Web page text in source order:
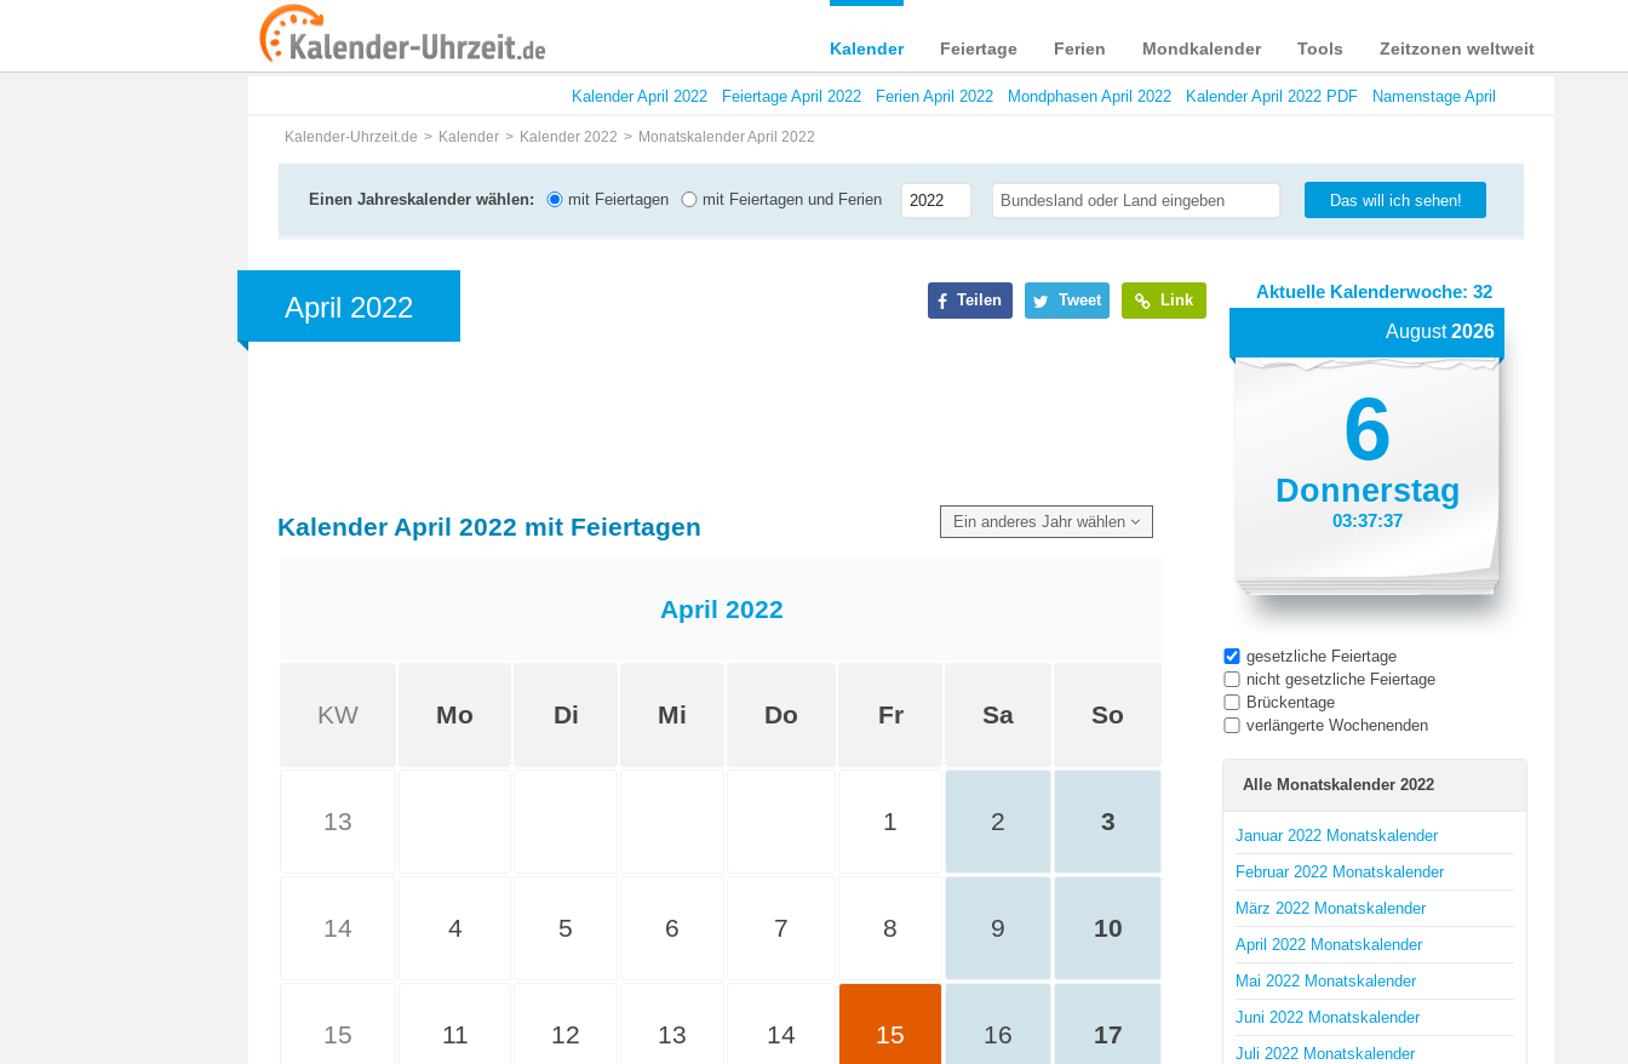
Kalender Feiertage Ferien Mondkalender Tools Zeitzonen weltweit
Kalender April 2022 Feiertage April 2022 Ferien April 2022 Mondphasen April 2022 Kalender April 2022 PDF Namenstage April
Kalender-Uhrzeit.de Kalender Kalender 2022 Monatskalender April 2022
Einen Jahreskalender wählen: mit Feiertagen mit Feiertagen und Ferien Das will ich sehen!
Teilen Tweet Link
April 2022
Kalender April 2022 mit Feiertagen Ein anderes Jahr wählen
April 2022
KW Mo Di Mi Do Fr Sa So
13 1 2 3
14 4 5 6 7 8 9 10
15 11 12 13 14 15 16 17
Aktuelle Kalenderwoche: 32
August2026
6
Donnerstag
03:37:38
gesetzliche Feiertage
nicht gesetzliche Feiertage
Brückentage
verlängerte Wochenenden
Alle Monatskalender 2022
Januar 2022 Monatskalender
Februar 2022 Monatskalender
März 2022 Monatskalender
April 2022 Monatskalender
Mai 2022 Monatskalender
Juni 2022 Monatskalender
Juli 2022 Monatskalender